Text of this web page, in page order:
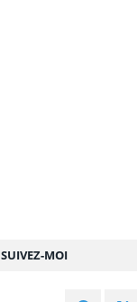
SUIVEZ-MOI